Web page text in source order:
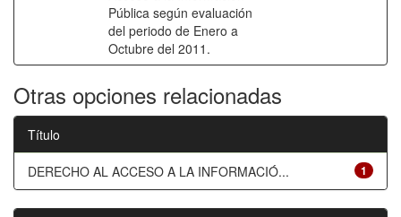
Pública según evaluación
del periodo de Enero a
Octubre del 2011.
Otras opciones relacionadas
Título
1
DERECHO AL ACCESO A LA INFORMACIÓ...